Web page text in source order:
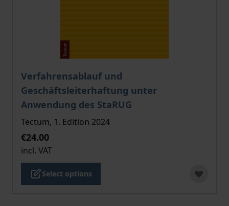
Verfahrensablauf und
Geschäftsleiterhaftung unter
Anwendung des StaRUG
The price depends on the options chosen on the
Tectum, 1. Edition 2024
€24.00
incl. VAT
Select options